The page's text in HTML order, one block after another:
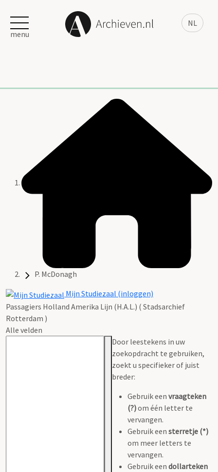
NL
menu
P. McDonagh
Mijn Studiezaal (inloggen)
Passagiers Holland Amerika Lijn (H.A.L.) ( Stadsarchief
Rotterdam )
Alle velden
Door leestekens in uw
zoekopdracht te gebruiken,
zoekt u specifieker of juist
breder:
Gebruik een vraagteken
(?)om één letter te
vervangen.
Gebruik een sterretje (*)
om meer letters te
vervangen.
Gebruik een dollarteken